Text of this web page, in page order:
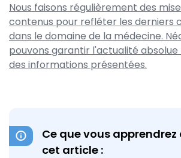
Nous faisons régulièrement des
contenus pour refléter les derniers
dans le domaine de la médecine.
pouvons garantir l'actualité absolue
des informations présentées.
Ce que vous apprendrez
cet article :